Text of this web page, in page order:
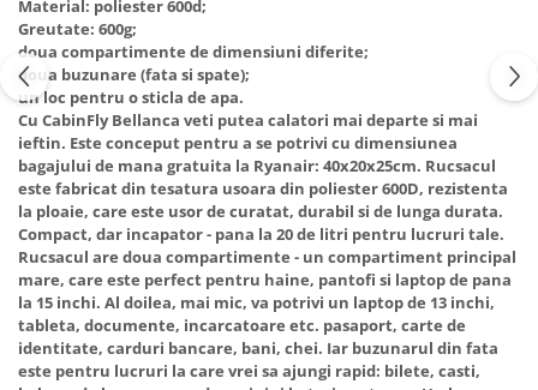
Material: poliester 600d;
Greutate: 600g;
doua compartimente de dimensiuni diferite;
doua buzunare (fata si spate);
un loc pentru o sticla de apa.
Cu CabinFly Bellanca veti putea calatori mai departe si mai
ieftin. Este conceput pentru a se potrivi cu dimensiunea
bagajului de mana gratuita la Ryanair: 40x20x25cm. Rucsacul
este fabricat din tesatura usoara din poliester 600D, rezistenta
la ploaie, care este usor de curatat, durabil si de lunga durata.
Compact, dar incapator - pana la 20 de litri pentru lucruri tale.
Rucsacul are doua compartimente - un compartiment principal
mare, care este perfect pentru haine, pantofi si laptop de pana
la 15 inchi. Al doilea, mai mic, va potrivi un laptop de 13 inchi,
tableta, documente, incarcatoare etc. pasaport, carte de
identitate, carduri bancare, bani, chei. Iar buzunarul din fata
este pentru lucruri la care vrei sa ajungi rapid: bilete, casti,